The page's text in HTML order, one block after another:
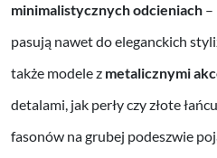
minimalistycznych odcieniach –
pasują nawet do eleganckich
także modele z metalicznymi
detalami, jak perły czy złote
fasonów na grubej podeszwie